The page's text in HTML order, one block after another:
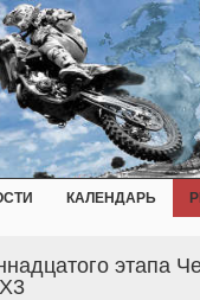
КАЛЕНДАРЬ
этапа